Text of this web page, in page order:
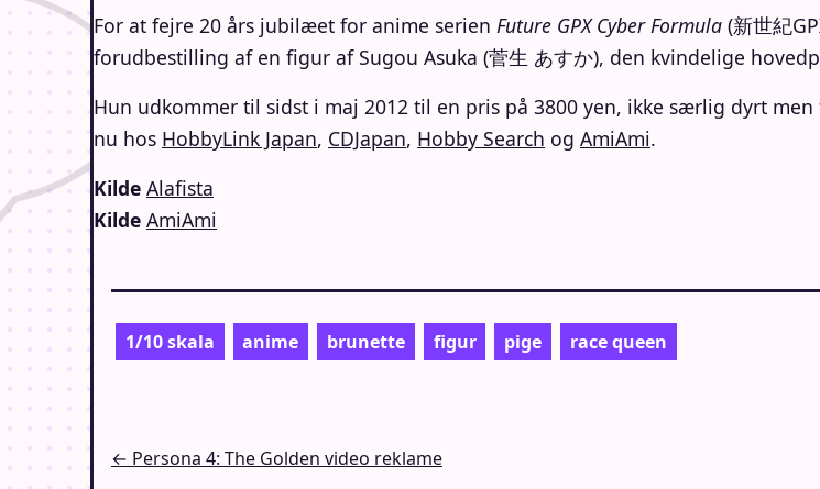
For at fejre 20 års jubilæet for anime serien Future GPX Cyber Formula (新世紀
forudbestilling af en figur af Sugou Asuka (菅生 あすか), den kvindelige
Hun udkommer til sidst i maj 2012 til en pris på 3800 yen, ikke særlig dyrt
nu hos HobbyLink Japan, CDJapan, Hobby Search og AmiAmi.
Kilde Alafista
Kilde AmiAmi
1/10 skala anime brunette figur pige race queen
Indlægsnavigation
← Persona 4: The Golden video reklame